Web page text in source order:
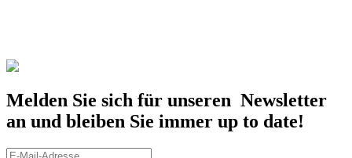
Melden Sie sich für unseren Newsletter
an und bleiben Sie immer up to date!